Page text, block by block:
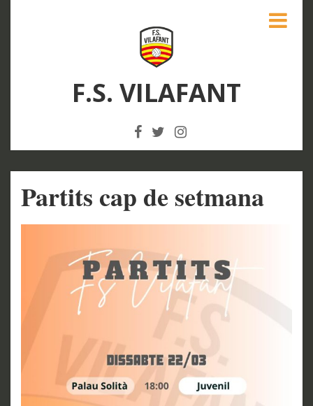
F.S. VILAFANT
Partits cap de setmana